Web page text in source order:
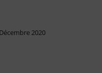
2020